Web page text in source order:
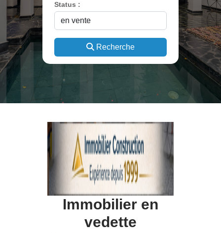
Status :
Recherche
Immobilier en
vedette